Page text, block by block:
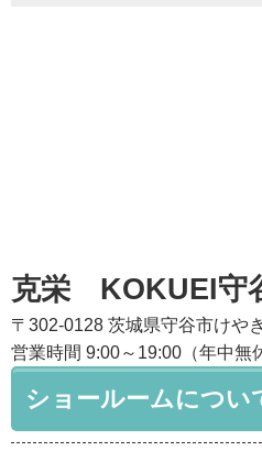
克栄 KOKUEI守
〒302-0128 茨城県守谷市けや
営業時間 9:00～19:00（年中無
ショールームについ